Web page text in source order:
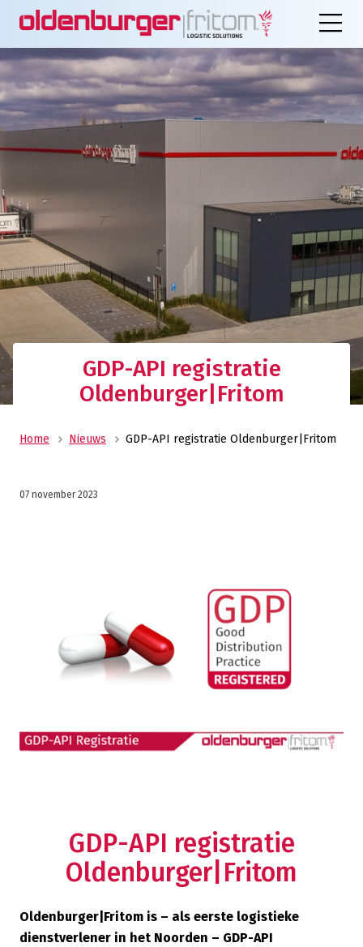
GDP-API registratie
Oldenburger|Fritom
Home Nieuws GDP-API registratie Oldenburger|Fritom
07 november 2023
GDP-API registratie
Oldenburger|Fritom
Oldenburger|Fritom is – als eerste logistieke
dienstverlener in het Noorden – GDP-API